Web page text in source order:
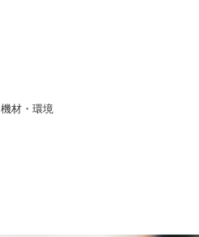
機材・環境